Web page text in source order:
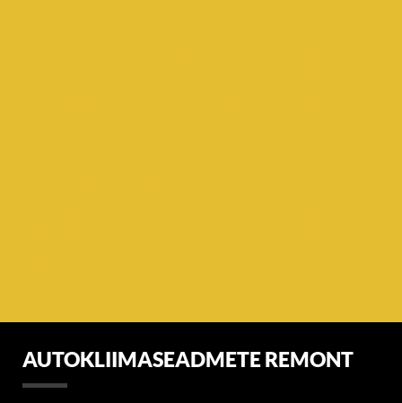
AUTOKLIIMASEADMETE REMONT